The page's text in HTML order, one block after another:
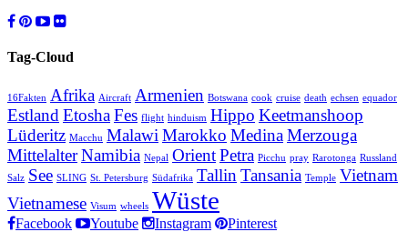
Tag-Cloud
16Fakten Afrika Aircraft Armenien Botswana cook cruise death echsen equador
Estland EtoshaFes flight hinduism Hippo Keetmanshoop
Lüderitz Macchu Malawi Marokko MedinaMerzouga
MittelalterNamibia Nepal OrientPetra Picchu pray Rarotonga Russland
Salz See SLING St. Petersburg Südafrika Tallin Tansania Temple Vietnam
Vietnamese Visum wheels Wüste
Facebook Youtube Instagram Pinterest